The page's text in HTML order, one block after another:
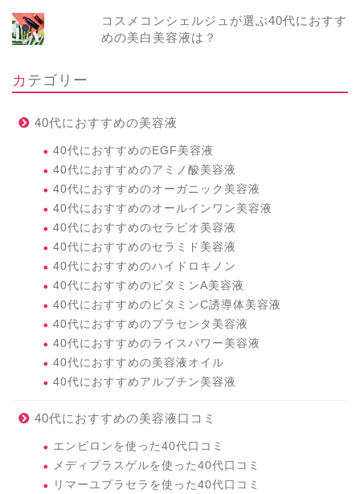
コスメコンシェルジュが選ぶ40代におすす
めの美白美容液は？
カテゴリー
40代におすすめの美容液
40代におすすめのEGF美容液
40代におすすめのアミノ酸美容液
40代におすすめのオーガニック美容液
40代におすすめのオールインワン美容液
40代におすすめのセラビオ美容液
40代におすすめのセラミド美容液
40代におすすめのハイドロキノン
40代におすすめのビタミンA美容液
40代におすすめのビタミンC誘導体美容液
40代におすすめのプラセンタ美容液
40代におすすめのライスパワー美容液
40代におすすめの美容液オイル
40代におすすめアルブチン美容液
40代におすすめの美容液口コミ
エンビロンを使った40代口コミ
メディプラスゲルを使った40代口コミ
リマーユプラセラを使った40代口コミ